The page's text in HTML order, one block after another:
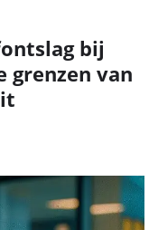
bij
grenzen van